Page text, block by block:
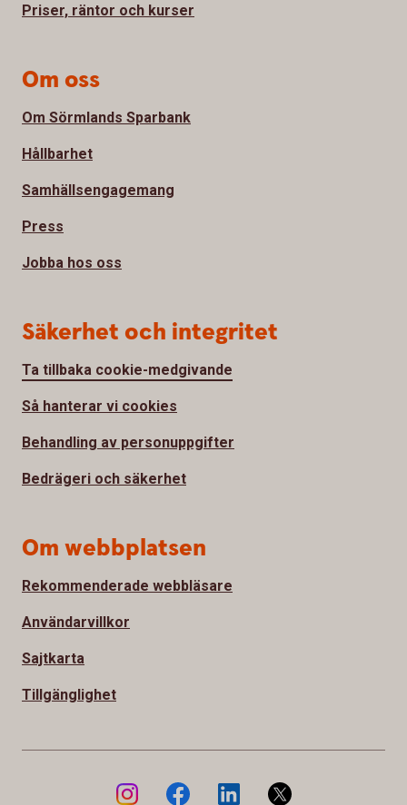
Priser, räntor och kurser
Om oss
Om Sörmlands Sparbank
Hållbarhet
Samhällsengagemang
Press
Jobba hos oss
Säkerhet och integritet
Ta tillbaka cookie-medgivande
Så hanterar vi cookies
Behandling av personuppgifter
Bedrägeri och säkerhet
Om webbplatsen
Rekommenderade webbläsare
Användarvillkor
Sajtkarta
Tillgänglighet